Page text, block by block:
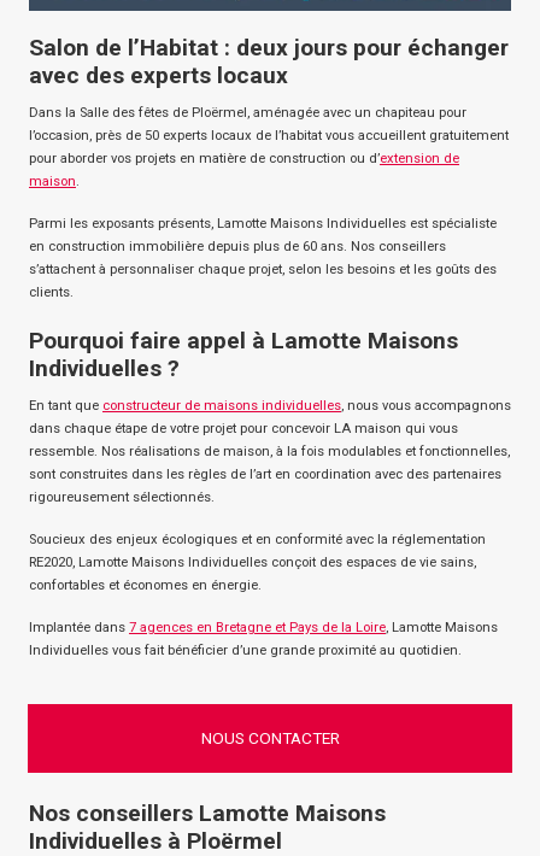
Salon de l’Habitat : deux jours pour échanger
avec des experts locaux
Dans la Salle des fêtes de Ploërmel, aménagée avec un chapiteau pour
l’occasion, près de 50 experts locaux de l’habitat vous accueillent gratuitement
pour aborder vos projets en matière de construction ou d’extension de
maison.
Parmi les exposants présents, Lamotte Maisons Individuelles est spécialiste
en construction immobilière depuis plus de 60 ans. Nos conseillers
s’attachent à personnaliser chaque projet, selon les besoins et les goûts des
clients.
Pourquoi faire appel à Lamotte Maisons
Individuelles ?
En tant que constructeur de maisons individuelles , nous vous accompagnons
dans chaque étape de votre projet pour concevoir LA maison qui vous
ressemble. Nos réalisations de maison, à la fois modulables et fonctionnelles,
sont construites dans les règles de l’art en coordination avec des partenaires
rigoureusement sélectionnés.
Soucieux des enjeux écologiques et en conformité avec la réglementation
RE2020, Lamotte Maisons Individuelles conçoit des espaces de vie sains,
confortables et économes en énergie.
Implantée dans 7 agences en Bretagne et Pays de la Loire , Lamotte Maisons
Individuelles vous fait bénéficier d’une grande proximité au quotidien.
NOUS CONTACTER
Nos conseillers Lamotte Maisons
Individuelles à Ploërmel